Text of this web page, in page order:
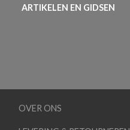
ARTIKELEN EN GIDSEN
OVER ONS